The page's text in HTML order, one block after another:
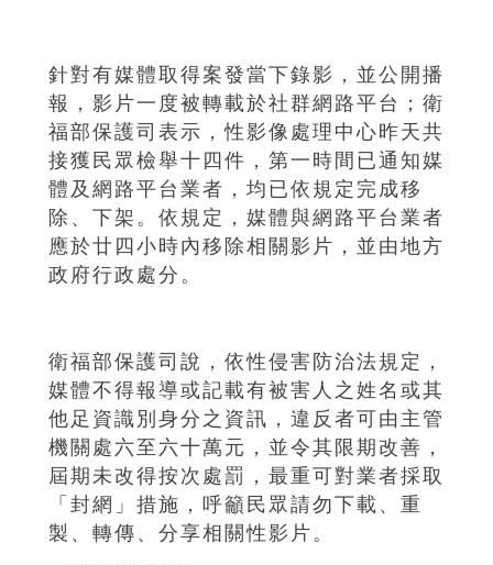
針對有媒體取得案發當下錄影，並公開播
報，影片一度被轉載於社群網路平台；衛
福部保護司表示，性影像處理中心昨天共
接獲民眾檢舉十四件，第一時間已通知媒
體及網路平台業者，均已依規定完成移
除、下架。依規定，媒體與網路平台業者
應於廿四小時內移除相關影片，並由地方
政府行政處分。
衛福部保護司說，依性侵害防治法規定，
媒體不得報導或記載有被害人之姓名或其
他足資識別身分之資訊，違反者可由主管
機關處六至六十萬元，並令其限期改善，
屆期未改得按次處罰，最重可對業者採取
「封網」措施，呼籲民眾請勿下載、重
製、轉傳、分享相關性影片。